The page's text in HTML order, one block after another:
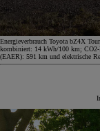
Energieverbrauch Toyota bZ4X
kombiniert: 14 kWh/100 km;
(EAER): 591 km und elektrische